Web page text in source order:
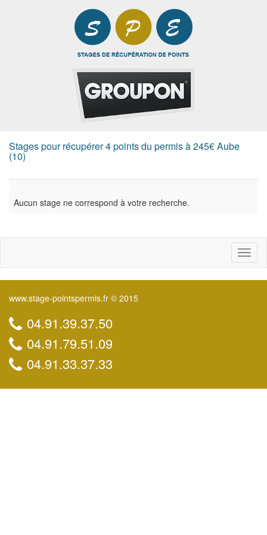
Stages pour récupérer 4 points du permis à 245€ Aube
(10)
Aucun stage ne correspond à votre recherche.
www.stage-pointspermis.fr © 2015
04.91.39.37.50
04.91.79.51.09
04.91.33.37.33